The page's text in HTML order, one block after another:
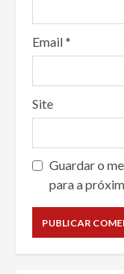
Email*
Site
Guardar o
para a